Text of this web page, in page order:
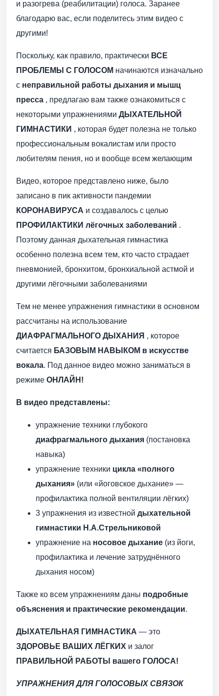
и разогрева (реабилитации) голоса. Заранее
благодарю вас, если поделитесь этим видео с
другими!
Поскольку, как правило, практически ВСЕ
ПРОБЛЕМЫ С ГОЛОСОМ начинаются изначально
с неправильной работы дыхания и мышц
пресса , предлагаю вам также ознакомиться с
некоторыми упражнениями ДЫХАТЕЛЬНОЙ
ГИМНАСТИКИ , которая будет полезна не только
профессиональным вокалистам или просто
любителям пения, но и вообще всем желающим
Видео, которое представлено ниже, было
записано в пик активности пандемии
КОРОНАВИРУСА и создавалось с целью
ПРОФИЛАКТИКИ лёгочных заболеваний .
Поэтому данная дыхательная гимнастика
особенно полезна всем тем, кто часто страдает
пневмонией, бронхитом, бронхиальной астмой и
другими лёгочными заболеваниями
Тем не менее упражнения гимнастики в основном
рассчитаны на использование
ДИАФРАГМАЛЬНОГО ДЫХАНИЯ , которое
считается БАЗОВЫМ НАВЫКОМ в искусстве
вокала. Под данное видео можно заниматься в
режиме ОНЛАЙН!
В видео представлены:
упражнение техники глубокого
диафрагмального дыхания (постановка
навыка)
упражнение техники цикла «полного
дыхания» (или «йоговское дыхание» —
профилактика полной вентиляции лёгких)
3 упражнения из известной дыхательной
гимнастики Н.А.Стрельниковой
упражнение на носовое дыхание (из йоги,
профилактика и лечение затруднённого
дыхания носом)
Также ко всем упражнениям даны подробные
объяснения и практические рекомендации.
ДЫХАТЕЛЬНАЯ ГИМНАСТИКА — это
ЗДОРОВЬЕ ВАШИХ ЛЁГКИХ и залог
ПРАВИЛЬНОЙ РАБОТЫ вашего ГОЛОСА!
УПРАЖНЕНИЯ ДЛЯ ГОЛОСОВЫХ СВЯЗОК